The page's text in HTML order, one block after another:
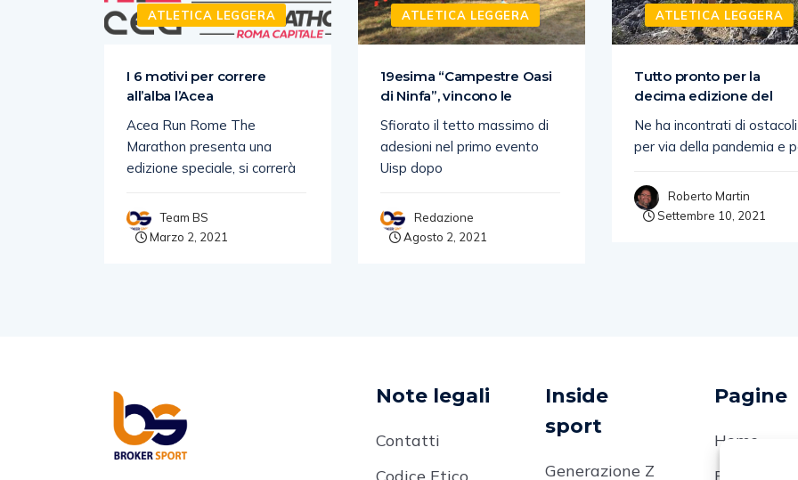
ATLETICA LEGGERA
I 6 motivi per correre
all’alba l’Acea
Acea Run Rome The
Marathon presenta una
edizione speciale, si correrà
Team BS
Marzo 2, 2021
ATLETICA LEGGERA
19esima “Campestre Oasi
di Ninfa”, vincono le
Sfiorato il tetto massimo di
adesioni nel primo evento
Uisp dopo
Redazione
Agosto 2, 2021
ATLETICA LEGGERA
Tutto pronto per la
decima edizione del
Ne ha incontrati di ostacoli
per via della pandemia e
Roberto Martin
Settembre 10, 2021
Note legali
Contatti
Inside
sport
Generazione Z
Pagine
Home